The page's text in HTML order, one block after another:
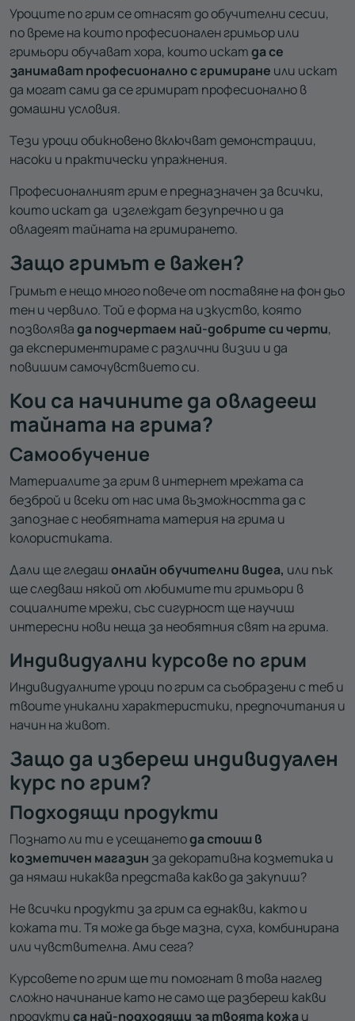
Уроците по грим се отнасят до обучителни сесии,
по време на които професионален гримьор или
гримьори обучават хора, които искатда се
занимават професионално с гримиране или искат
да могат сами да се гримират професионално в
домашни условия.
Тези уроци обикновено включват демонстрации,
насоки и практически упражнения.
Професионалният грим е предназначен за всички,
които искат да изглеждат безупречно и да
овладеят тайната на гримирането.
Защо гримът е важен?
Гримът е нещо много повече от поставяне на фон дьо
тен и червило. Той е форма на изкуство, която
позволявада подчертаем най-добрите си черти,
да експериментираме с различни визии и да
повишим самочувствието си.
Кои са начините да овладееш
тайната на грима?
Самообучение
Материалите за грим в интернет мрежата са
безброй и всеки от нас има възможността да с
запознае с необятната материя на грима и
колористиката.
Дали ще гледашонлайн обучителни видеа, или пък
ще следваш някой от любимите ти гримьори в
социалните мрежи, със сигурност ще научиш
интересни нови неща за необятния свят на грима.
Индивидуални курсове по грим
Индивидуалните уроци по грим са съобразени с теб и
твоите уникални характеристики, предпочитания и
начин на живот.
Защо да избереш индивидуален
курс по грим?
Подходящи продукти
Познато ли ти е усещанетода стоиш в
козметичен магазин за декоративна козметика и
да нямаш никаква представа какво да закупиш?
Не всички продукти за грим са еднакви, както и
кожата ти. Тя може да бъде мазна, суха, комбинирана
или чувствителна. Ами сега?
Курсовете по грим ще ти помогнат в това наглед
сложно начинание като не само ще разбереш какви
продуктиса най-подходящи за твоята кожа и